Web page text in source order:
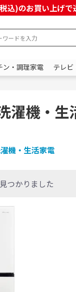
込)のお買い上げ
ン・調理家電 テレビ
濯機・
機・生活家電
つかりました